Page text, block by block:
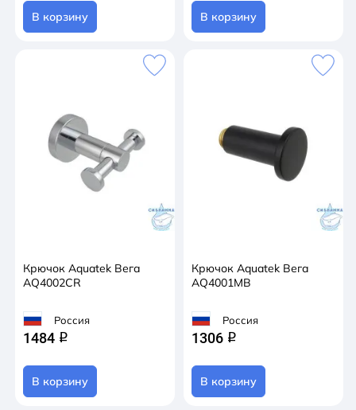
В корзину В корзину
Крючок Aquatek Вега
AQ4002CR
Россия
1484 q
В корзину
Крючок Aquatek Вега
AQ4001MB
Россия
1306 q
В корзину